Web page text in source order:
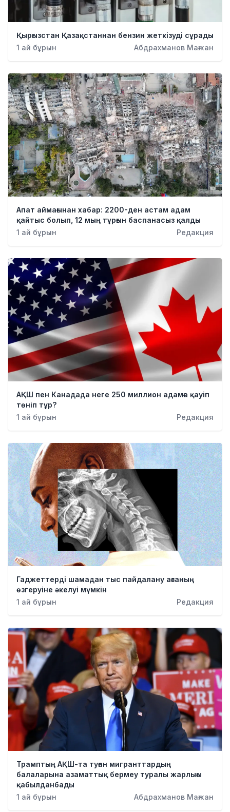
Қырғызстан Қазақстаннан бензин жеткізуді сұрады
1 ай бұрын
Абдрахманов Мағжан
Апат аймағынан хабар: 2200-ден астам адам
қайтыс болып, 12 мың тұрғын баспанасыз қалды
1 ай бұрын
Редакция
АҚШ пен Канадада неге 250 миллион адамға қауіп
төніп тұр?
1 ай бұрын
Редакция
Гаджеттерді шамадан тыс пайдалану ағзаның
өзгеруіне әкелуі мүмкін
1 ай бұрын
Редакция
Трамптың АҚШ-та туған мигранттардың
балаларына азаматтық бермеу туралы жарлығы
қабылданбады
1 ай бұрын
Абдрахманов Мағжан